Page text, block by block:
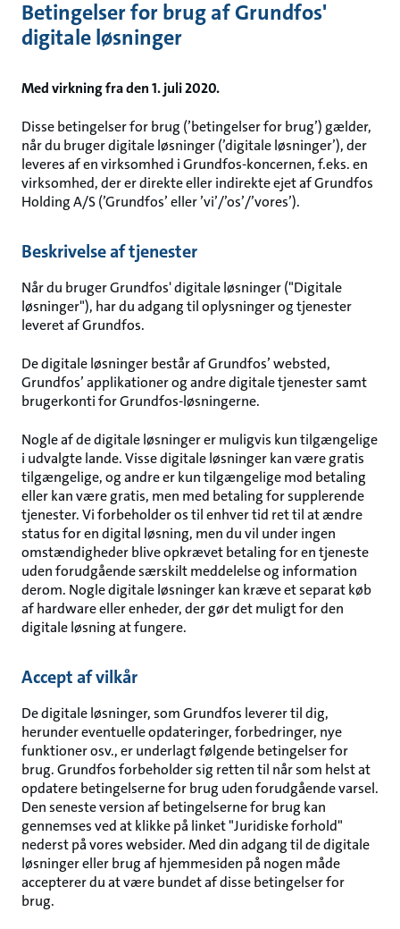
hovedindhold
Betingelser for brug af Grundfos'
digitale løsninger
Med virkning fra den 1. juli 2020.
Disse betingelser for brug (’betingelser for brug’) gælder,
når du bruger digitale løsninger (’digitale løsninger’), der
leveres af en virksomhed i Grundfos-koncernen, f.eks. en
virksomhed, der er direkte eller indirekte ejet af Grundfos
Holding A/S (’Grundfos’ eller ’vi’/’os’/’vores’).
Beskrivelse af tjenester
Når du bruger Grundfos' digitale løsninger ("Digitale
løsninger"), har du adgang til oplysninger og tjenester
leveret af Grundfos.
De digitale løsninger består af Grundfos’ websted,
Grundfos’ applikationer og andre digitale tjenester samt
brugerkonti for Grundfos-løsningerne.
Nogle af de digitale løsninger er muligvis kun tilgængelige
i udvalgte lande. Visse digitale løsninger kan være gratis
tilgængelige, og andre er kun tilgængelige mod betaling
eller kan være gratis, men med betaling for supplerende
tjenester. Vi forbeholder os til enhver tid ret til at ændre
status for en digital løsning, men du vil under ingen
omstændigheder blive opkrævet betaling for en tjeneste
uden forudgående særskilt meddelelse og information
derom. Nogle digitale løsninger kan kræve et separat køb
af hardware eller enheder, der gør det muligt for den
digitale løsning at fungere.
Accept af vilkår
De digitale løsninger, som Grundfos leverer til dig,
herunder eventuelle opdateringer, forbedringer, nye
funktioner osv., er underlagt følgende betingelser for
brug. Grundfos forbeholder sig retten til når som helst at
opdatere betingelserne for brug uden forudgående varsel.
Den seneste version af betingelserne for brug kan
gennemses ved at klikke på linket "Juridiske forhold"
nederst på vores websider. Med din adgang til de digitale
løsninger eller brug af hjemmesiden på nogen måde
accepterer du at være bundet af disse betingelser for
brug.